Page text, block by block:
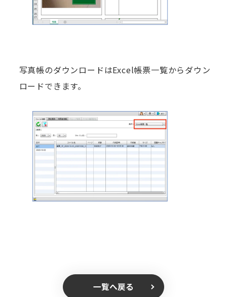
写真帳のダウンロードはExcel帳票一覧からダウン
ロードできます。
一覧へ戻る